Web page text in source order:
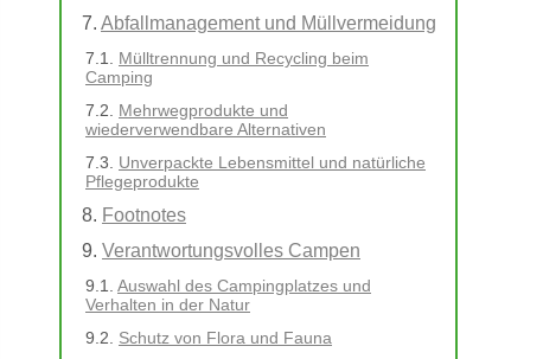
Abfallmanagement und Müllvermeidung
Mülltrennung und Recycling beim
Camping
Mehrwegprodukte und
wiederverwendbare Alternativen
Unverpackte Lebensmittel und natürliche
Pflegeprodukte
Footnotes
Verantwortungsvolles Campen
Auswahl des Campingplatzes und
Verhalten in der Natur
Schutz von Flora und Fauna